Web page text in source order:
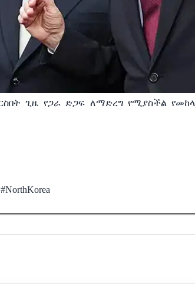
ጊዜ የጋራ ድጋፍ ለማድረግ የሚያስችል